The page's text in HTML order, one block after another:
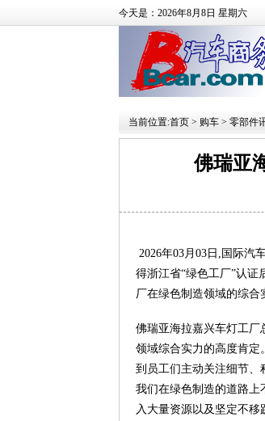
今天是：2026年8月8日 星期六
当前位置:首页 > 购车 > 零部件
佛瑞亚
2026年03月03日,国际
得浙江省“绿色工厂”认证
厂在绿色制造领域的综合
佛瑞亚海拉嘉兴车灯工厂
领域综合实力的高度肯定
到员工们主动关注细节、
我们在绿色制造的道路上
入大量资源以及坚定不